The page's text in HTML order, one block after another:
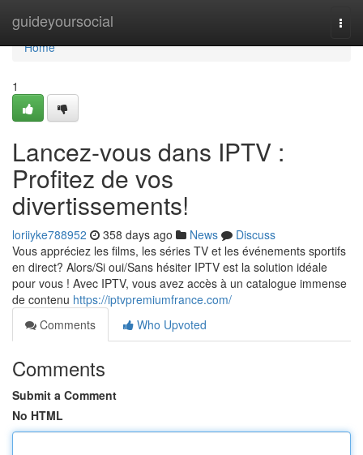
guideyoursocial
Home
Home
1
Lancez-vous dans IPTV :
Profitez de vos
divertissements!
loriiyke788952 358 days ago News
Discuss
Vous appréciez les films, les séries TV et les événements sportifs
en direct? Alors/Si oui/Sans hésiter IPTV est la solution idéale
pour vous ! Avec IPTV, vous avez accès à un catalogue immense
de contenu https://iptvpremiumfrance.com/
Comments
Who Upvoted
Comments
Submit a Comment
No HTML